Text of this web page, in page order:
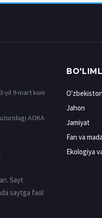
yil 9-mart kuni
AOKA
Sayt
saytga faol
Jahon
Jamiyat
Fan va
Ekologiya